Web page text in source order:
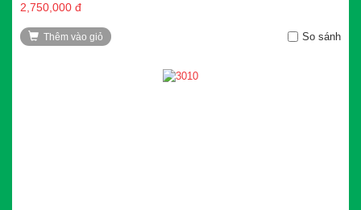
2,750,000 đ
Thêm vào giỏ So sánh